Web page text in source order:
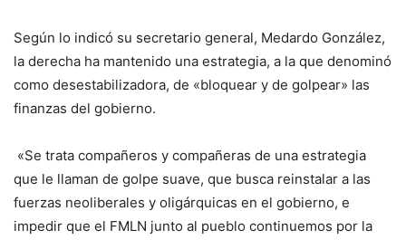
Según lo indicó su secretario general, Medardo González,
la derecha ha mantenido una estrategia, a la que denominó
como desestabilizadora, de «bloquear y de golpear» las
finanzas del gobierno.
«Se trata compañeros y compañeras de una estrategia
que le llaman de golpe suave, que busca reinstalar a las
fuerzas neoliberales y oligárquicas en el gobierno, e
impedir que el FMLN junto al pueblo continuemos por la